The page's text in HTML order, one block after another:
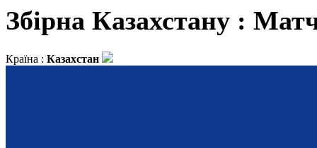
Збірна Казахстану :
Країна : Казахстан